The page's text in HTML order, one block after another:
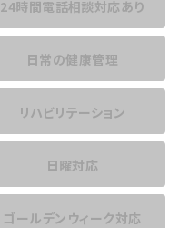
24時間電話相談対応あり
日常の健康管理
リハビリテーション
日曜対応
ゴールデンウィーク対応